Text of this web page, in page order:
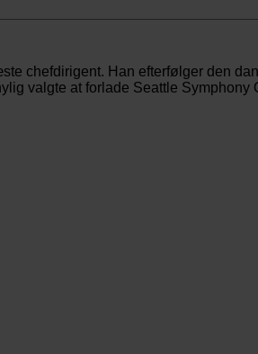
chefdirigent. Han efterfølger den
valgte at forlade Seattle Symphony